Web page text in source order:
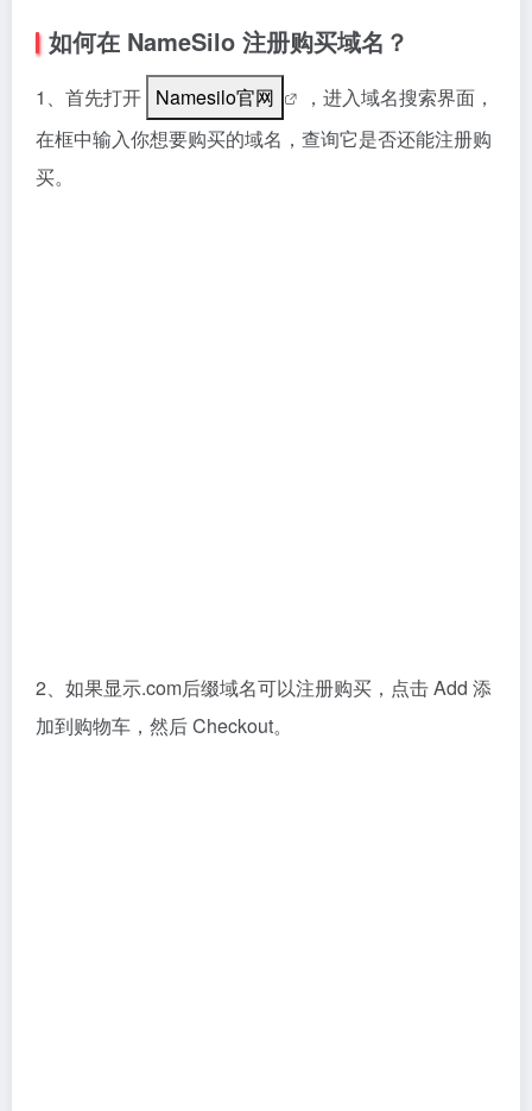
如何在 NameSilo 注册购买域名？
1、首先打开 Namesilo官网
，进入域名搜索界面，
在框中输入你想要购买的域名，查询它是否还能注册购
买。
2、如果显示.com后缀域名可以注册购买，点击 Add 添
加到购物车，然后 Checkout。